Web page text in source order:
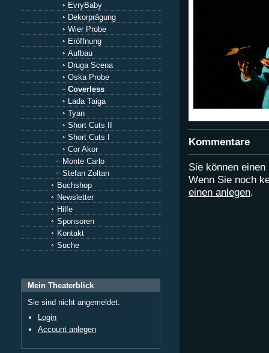
EvryBaby
Dekorprägung
Wier Probe
Eröffnung
Aufbau
Druga Scena
Oska Probe
Coverless
Lada Taiga
Tyan
Short Cuts II
Short Cuts I
Cor Akor
Monte Carlo
Stefan Zoltan
Buchshop
Newsletter
Hilfe
Sponsoren
Kontakt
Suche
Mein Theaterblick
Sie sind nicht angemeldet.
Login
Account anlegen
Kommentare
Sie können
Wenn Sie noch
einen anlegen.